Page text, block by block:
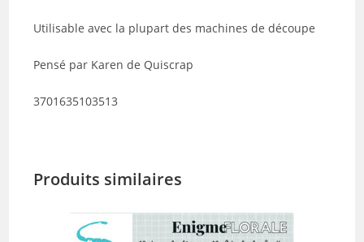
Utilisable avec la plupart des machines de découpe
Pensé par Karen de Quiscrap
3701635103513
Produits similaires